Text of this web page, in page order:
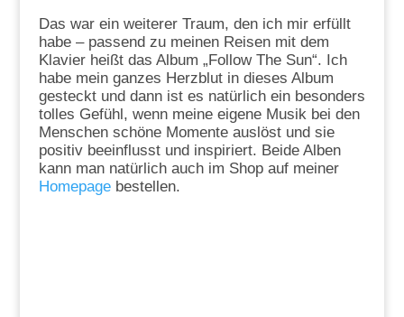
Das war ein weiterer Traum, den ich mir erfüllt
habe – passend zu meinen Reisen mit dem
Klavier heißt das Album „Follow The Sun“. Ich
habe mein ganzes Herzblut in dieses Album
gesteckt und dann ist es natürlich ein besonders
tolles Gefühl, wenn meine eigene Musik bei den
Menschen schöne Momente auslöst und sie
positiv beeinflusst und inspiriert. Beide Alben
kann man natürlich auch im Shop auf meiner
Homepagebestellen.